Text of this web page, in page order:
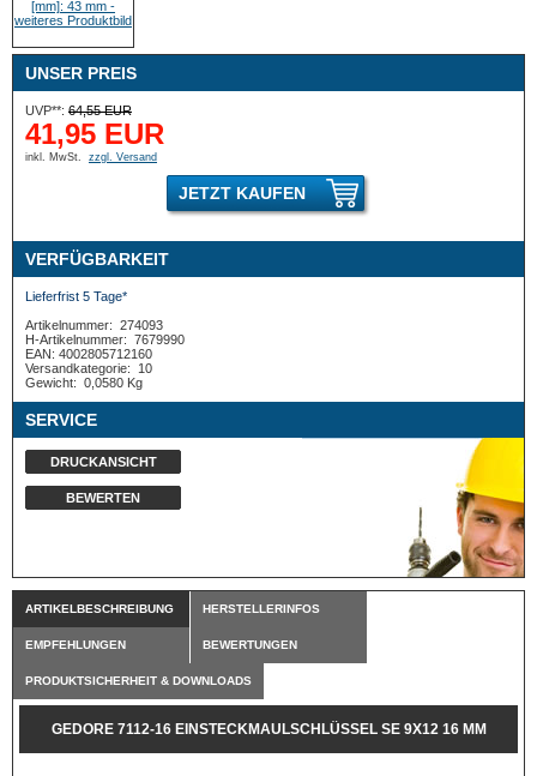
UNSER PREIS
UVP**: 64,55 EUR
41,95 EUR
inkl. MwSt. zzgl. Versand
JETZT KAUFEN
VERFÜGBARKEIT
Lieferfrist 5 Tage*
Artikelnummer: 274093
H-Artikelnummer: 7679990
EAN: 4002805712160
Versandkategorie:
10
Gewicht: 0,0580 Kg
SERVICE
DRUCKANSICHT
BEWERTEN
ARTIKELBESCHREIBUNG HERSTELLERINFOS
EMPFEHLUNGEN BEWERTUNGEN
PRODUKTSICHERHEIT & DOWNLOADS
GEDORE 7112-16 EINSTECKMAULSCHLÜSSEL SE 9X12 16 MM